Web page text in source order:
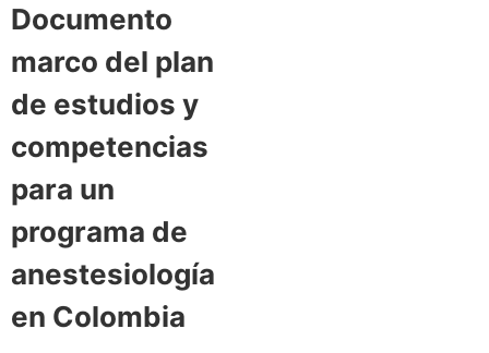
Documento
marco del plan
de estudios y
competencias
para un
programa de
anestesiología
en Colombia